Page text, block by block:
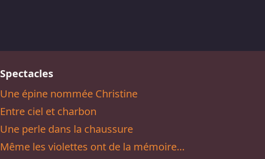
Spectacles
Une épine nommée Christine
Entre ciel et charbon
Une perle dans la chaussure
Même les violettes ont de la mémoire…